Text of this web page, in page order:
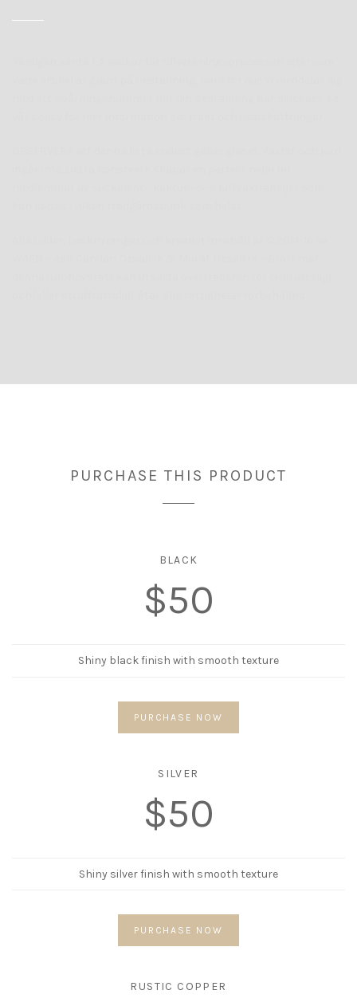
PURCHASE THIS PRODUCT
BLACK
$50
Shiny black finish with smooth texture
PURCHASE NOW
SILVER
$50
Shiny silver finish with smooth texture
PURCHASE NOW
RUSTIC COPPER